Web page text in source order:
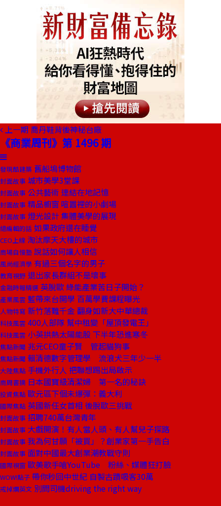
上一期 喬丹鞋背後神秘台廠
《商業周刊》第 1496 期
發現酷建築 舊船塢博物館
封面故事 城市美學3堂課
封面故事 公共藝術 連結在地記憶
封面故事 精品櫥窗 喧囂裡的小劇場
封面故事 燈光設計 集體美學的展現
總編輯的話 如果政府還在睡覺
CEO上線 淘汰摩天大樓的城市
商場自慢塾 說話如何讓人相信
風尚經濟學 有過三個名字的男子
教育視野 退出家長群組不是壞事
金融時報精選 英脫歐 綠能產業苦日子開始？
產業風雲 藍帶來台開學 百萬學費課程曝光
人物特寫 新竹落難千金 翻身如新大中華總裁
科技風雲 400人部隊 幫中租變「屋頂發電王」
科技風雲 小英拱熱太陽能股 下半年恐進寒冬
焦點新聞 兆元CEO童子賢 管起貓狗事
焦點新聞 賴清德數字管理學 流浪犬三年少一半
大陸焦點 手機外行人 把聯想踢出局啟示
商周書摘 日本國寶級清潔婦 第一名的秘訣
投資焦點 歐元區下個未爆彈：義大利
國際焦點 英國新任女首相 後脫歐三挑戰
封面故事 招聘740萬台灣青年
封面故事 大戲開演！有人當人頭、有人幫兒子探路
封面故事 我為何甘願「被買」？創業家第一手告白
封面故事 面對中國最大創業潮教戰守則
國際視窗 歐美歌手嗆YouTube 粉絲、媒體狂打臉
WOW!點子 帶你秒回中世紀 自製古蹟吸客30萬
戒掉爛英文 別問司機driving the right way